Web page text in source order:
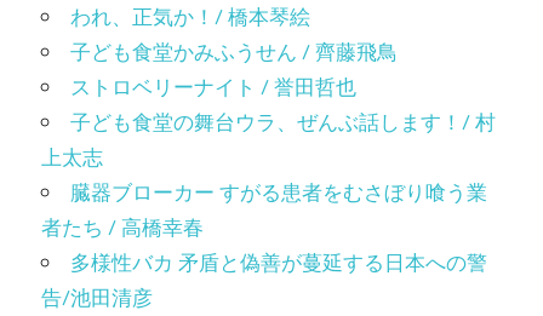
われ、正気か！/ 橋本琴絵
子ども食堂かみふうせん / 齊藤飛鳥
ストロベリーナイト / 誉田哲也
子ども食堂の舞台ウラ、ぜんぶ話します！/ 村
上太志
臓器ブローカー すがる患者をむさぼり喰う業
者たち / 高橋幸春
多様性バカ 矛盾と偽善が蔓延する日本への警
告/池田清彦